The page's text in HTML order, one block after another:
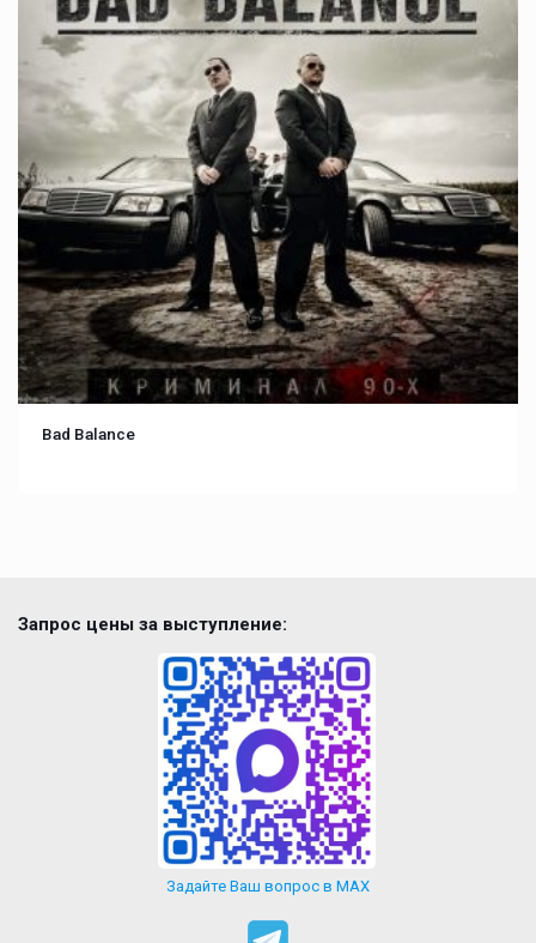
Bad Balance
Запрос цены за выступление:
Задайте Ваш вопрос в MAX